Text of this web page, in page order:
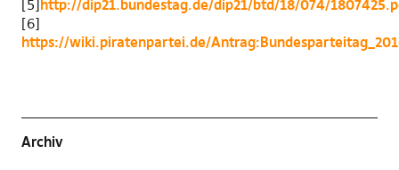
[5]http://dip21.bundestag.de/dip21/btd/18/074/
[6]
https://wiki.piratenpartei.de/
Archiv